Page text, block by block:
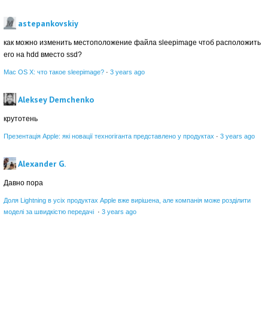
astepankovskiy
как можно изменить местоположение файла sleepimage чтоб расположить
его на hdd вместо ssd?
Mac OS X: что такое sleepimage? · 3 years ago
Aleksey Demchenko
крутотень
Презентація Apple: які новації техногіганта представлено у продуктах · 3 years ago
Alexander G.
Давно пора
Доля Lightning в усіх продуктах Apple вже вирішена, але компанія може розділити
моделі за швидкістю передачі · 3 years ago